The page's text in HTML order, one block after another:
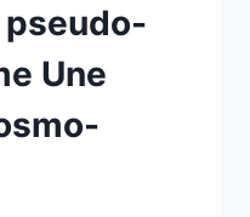
pseudo-
Une